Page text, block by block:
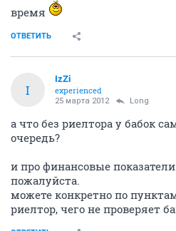
время
ОТВЕТИТЬ
I
IzZi
experienced
25 марта 2012 Long
а что без риелтора у бабок
очередь?
и про финансовые
пожалуйста.
можете конкретно по
риелтор, чего не проверяет